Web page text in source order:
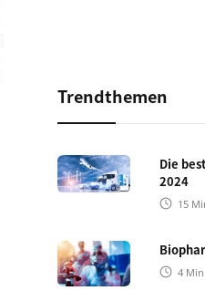
Trendthemen
Die
2024
15
4